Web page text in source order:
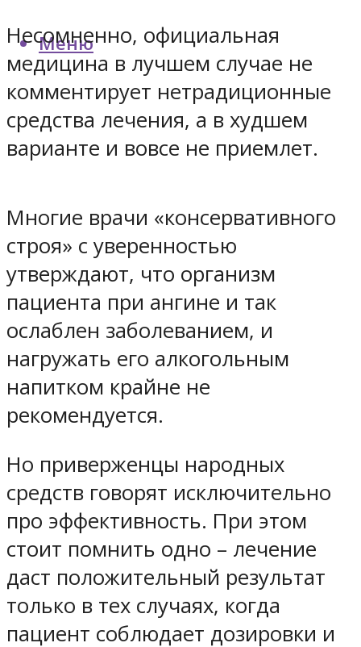
Меню
Несомненно, официальная
медицина в лучшем случае не
комментирует нетрадиционные
средства лечения, а в худшем
варианте и вовсе не приемлет.
Многие врачи «консервативного
строя» с уверенностью
утверждают, что организм
пациента при ангине и так
ослаблен заболеванием, и
нагружать его алкогольным
напитком крайне не
рекомендуется.
Но приверженцы народных
средств говорят исключительно
про эффективность. При этом
стоит помнить одно – лечение
даст положительный результат
только в тех случаях, когда
пациент соблюдает дозировки и